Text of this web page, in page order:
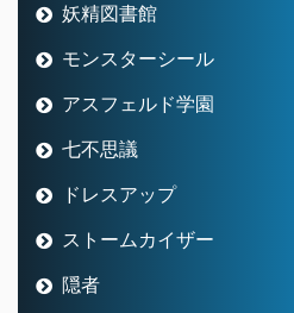
妖精図書館
モンスターシール
アスフェルド学園
七不思議
ドレスアップ
ストームカイザー
隠者